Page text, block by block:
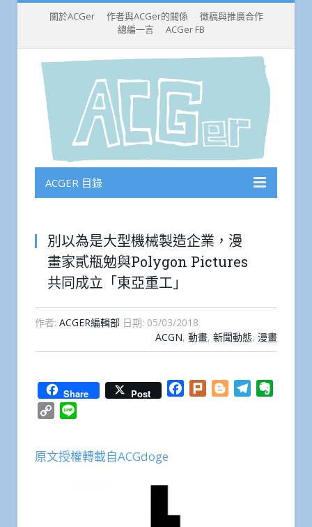
關於ACGer 作者與ACGer的關係
徵稿與推廣合作
總編一言
ACGer FB
ACGER 目錄
別以為是大型機械製造企業，漫
畫家貳瓶勉與Polygon Pictures
共同成立「東亞重工」
作者: ACGER編輯部 日期: 05/03/2018
ACGN, 動畫, 新聞動態, 漫畫
Share Post Facebook
Plurk BloggerTelegram
Copy
原文授權轉載自ACGdoge